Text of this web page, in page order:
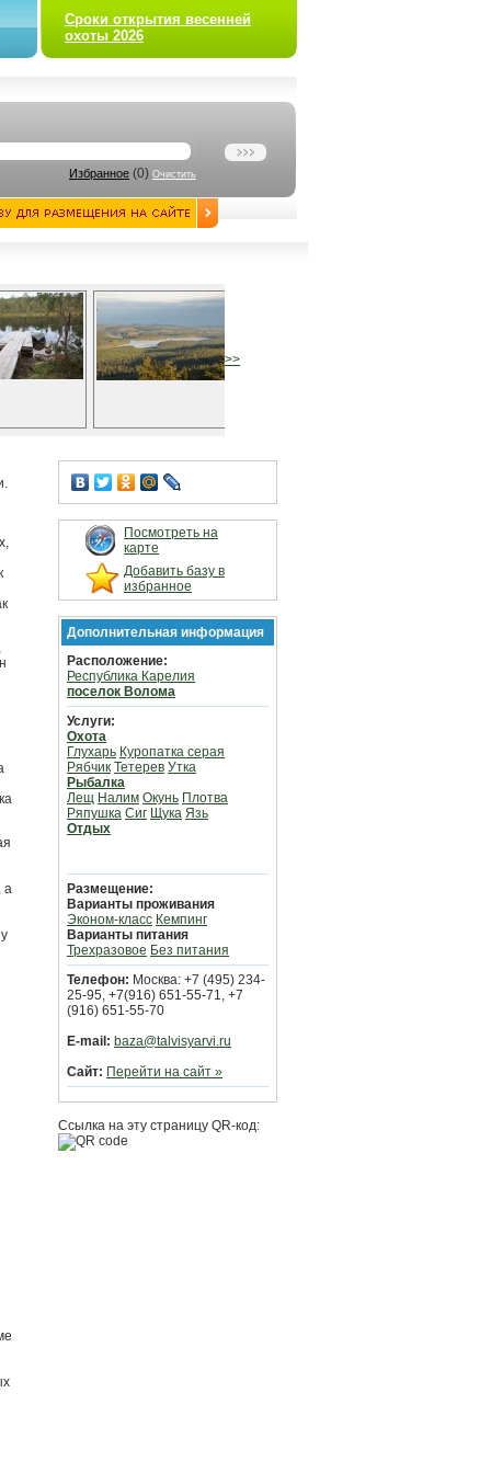
Сроки открытия весенней
охоты 2026
Избранное (0) Очистить
>>
а
Посмотреть на
карте
Добавить базу в
избранное
Дополнительная информация
Расположение:
Республика Карелия
поселок Волома
Услуги:
Охота
Глухарь Куропатка серая
Рябчик Тетерев Утка
Рыбалка
Лещ Налим Окунь Плотва
Ряпушка Сиг Щука Язь
Отдых
Размещение:
Варианты проживания
Эконом-класс Кемпинг
Варианты питания
Трехразовое Без питания
Телефон: Москва: +7 (495) 234-
25-95, +7(916) 651-55-71, +7
(916) 651-55-70
E-mail: baza@talvisyarvi.ru
Сайт: Перейти на сайт »
Ссылка на эту страницу QR-код: